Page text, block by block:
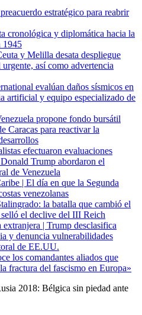
estratégico para reabrir
cronológica y diplomática hacia la
1945
y Melilla desata despliegue
así como advertencia
evalúan daños sísmicos en
artificial y equipo especializado de
propone fondo bursátil
Caracas para reactivar la
efectuaron evaluaciones
Trump abordaron el
de Venezuela
| El día en que la Segunda
venezolanas
la batalla que cambió el
el declive del III Reich
| Trump desclasifica
y denuncia vulnerabilidades
de EE.UU.
los comandantes aliados que
fractura del fascismo en Europa»
2018: Bélgica sin piedad ante